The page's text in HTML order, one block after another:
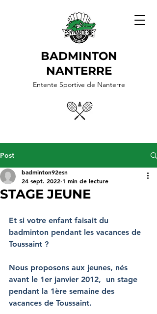
BADMINTON
NANTERRE
Entente Sportive de Nanterre
Post
STAGE JEUNE
badminton92esn
24 sept. 2022 1 min de lecture
Et si votre enfant faisait du
badminton pendant les vacances de
Toussaint ?
Nous proposons aux jeunes, nés
avant le 1er janvier 2012,
un stage
pendant la 1ère semaine des
vacances de Toussaint.